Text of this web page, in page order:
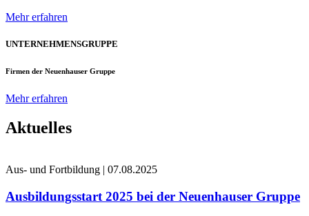
Mehr erfahren
UNTERNEHMENSGRUPPE
Firmen der Neuenhauser Gruppe
Mehr erfahren
Aktuelles
Aus- und Fortbildung | 07.08.2025
Ausbildungsstart 2025 bei der Neuenhauser Gruppe